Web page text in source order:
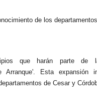
de los
que harán parte de
Arranque'. Esta expansión
de Cesar y